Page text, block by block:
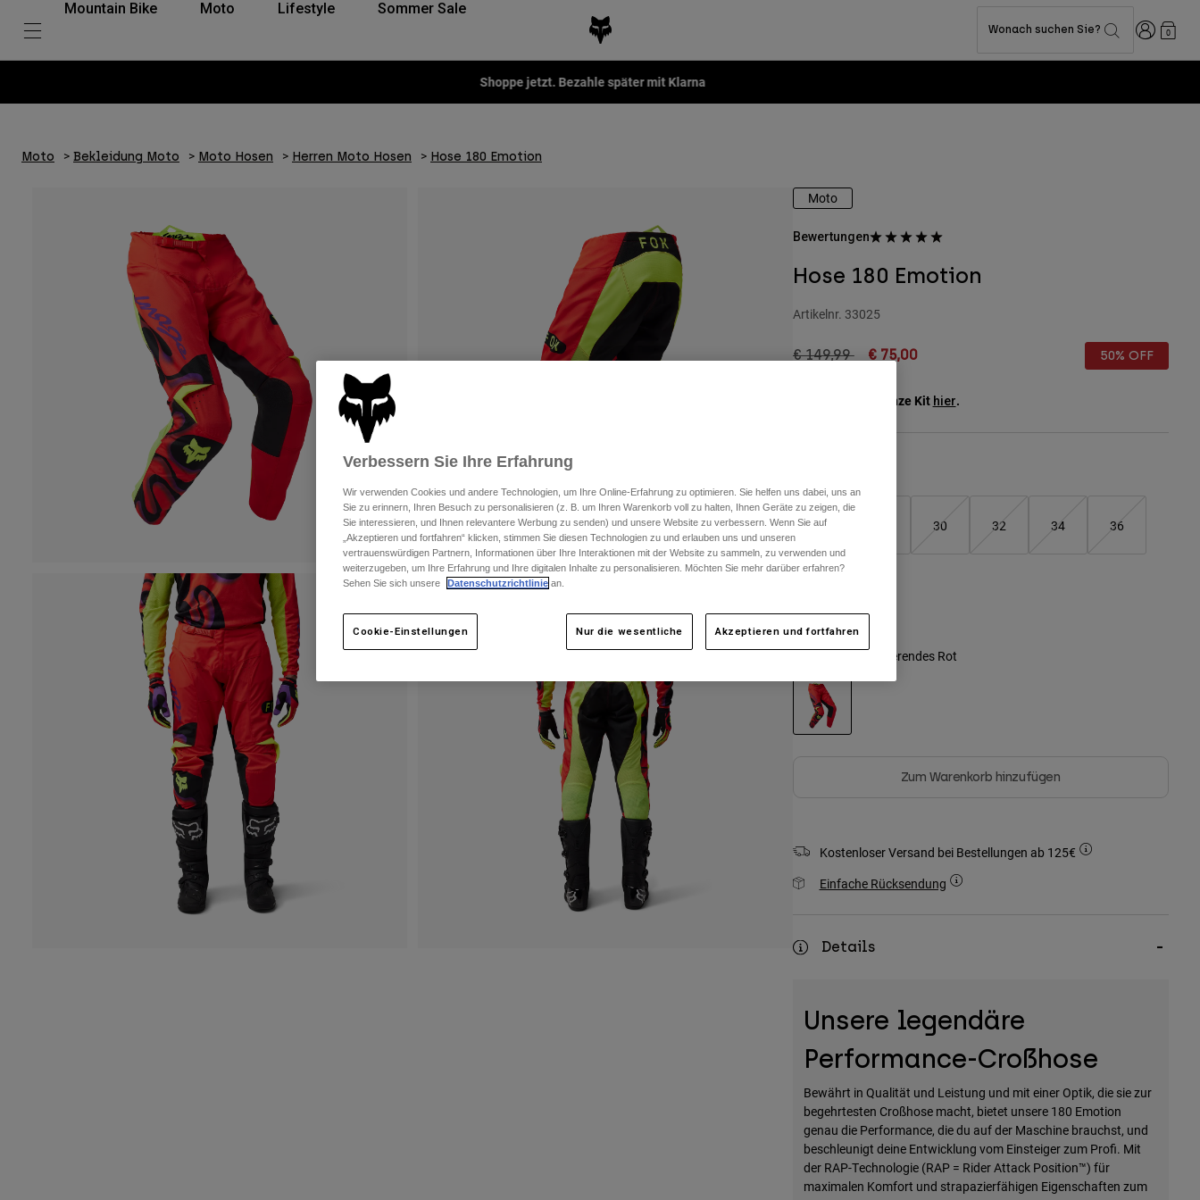
Mountain Bike Moto Lifestyle Sommer Sale
Wonach suchen Sie? Anmelden
0
Fox LAB Capsule Collection -Jetzt kaufen
Moto Bekleidung Moto Moto Hosen Herren Moto Hosen Hose 180 Emotion
Moto
Bewertungen
Hose 180 Emotion
Artikelnr. 33025
Price reduced from
€ 149,99to€ 75,00 50% OFF
Sehen Sie das ganze Kit hier.
26 30 32 34 36
Farben -Fluoreszierendes Rot
Zum Warenkorb hinzufügen
Kostenloser Versand bei Bestellungen ab 125€
Einfache Rücksendung
Details
Unsere legendäre
Performance-Croßhose
Bewährt in Qualität und Leistung und mit einer Optik, die sie zur
begehrtesten Croßhose macht, bietet unsere 180 Emotion
genau die Performance, die du auf der Maschine brauchst, und
beschleunigt deine Entwicklung vom Einsteiger zum Profi. Mit
der RAP-Technologie (RAP = Rider Attack Position™) für
maximalen Komfort und strapazierfähigen Eigenschaften zum
Verbessern Sie Ihre Erfahrung
Wir verwenden Cookies und andere Technologien, um Ihre Online-Erfahrung zu optimieren. Sie helfen uns dabei, uns an
Sie zu erinnern, Ihren Besuch zu personalisieren (z. B. um Ihren Warenkorb voll zu halten, Ihnen Geräte zu zeigen, die
Sie interessieren, und Ihnen relevantere Werbung zu senden) und unsere Website zu verbessern. Wenn Sie auf
„Akzeptieren und fortfahren“ klicken, stimmen Sie diesen Technologien zu und erlauben uns und unseren
vertrauenswürdigen Partnern, Informationen über Ihre Interaktionen mit der Website zu sammeln, zu verwenden und
weiterzugeben, um Ihre Erfahrung und Ihre digitalen Inhalte zu personalisieren. Möchten Sie mehr darüber erfahren?
Sehen Sie sich unsere
Datenschutzrichtlinie an.
Cookie-Einstellungen Nur die wesentliche Akzeptieren und fortfahren